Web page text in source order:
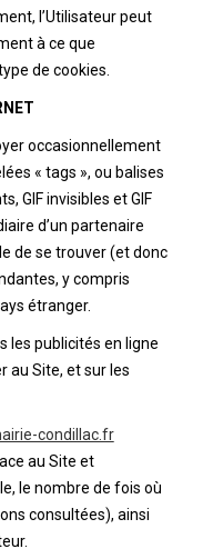
l’Utilisateur peut
à ce que
de cookies.
occasionnellement
« tags », ou balises
GIF invisibles et GIF
d’un partenaire
de se trouver (et donc
y compris
étranger.
les publicités en ligne
au Site, et sur les
condillac.fr
au Site et
le nombre de fois où
consultées), ainsi